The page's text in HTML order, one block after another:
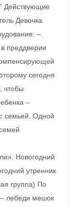
Действующие
Девочка
–.
преддверии
сегодня
чтобы
–
с семьей. Одной
Новогодний
утренник
группа) По
– лебеди мешок